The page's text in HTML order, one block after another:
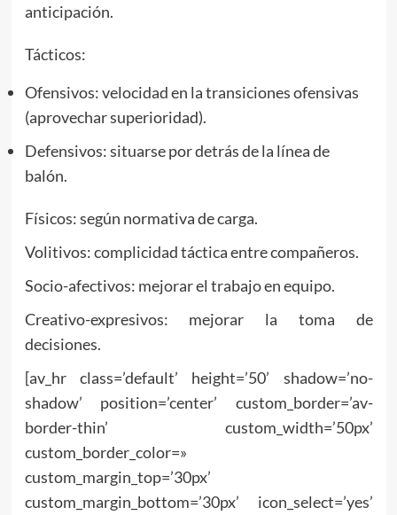
anticipación.
Tácticos:
Ofensivos: velocidad en la transiciones ofensivas
(aprovechar superioridad).
Defensivos: situarse por detrás de la línea de
balón.
Físicos: según normativa de carga.
Volitivos: complicidad táctica entre compañeros.
Socio-afectivos: mejorar el trabajo en equipo.
Creativo-expresivos: mejorar la toma de
decisiones.
[av_hr class=’default’ height=’50’ shadow=’no-
shadow’ position=’center’ custom_border=’av-
border-thin’ custom_width=’50px’
custom_border_color=»
custom_margin_top=’30px’
custom_margin_bottom=’30px’ icon_select=’yes’